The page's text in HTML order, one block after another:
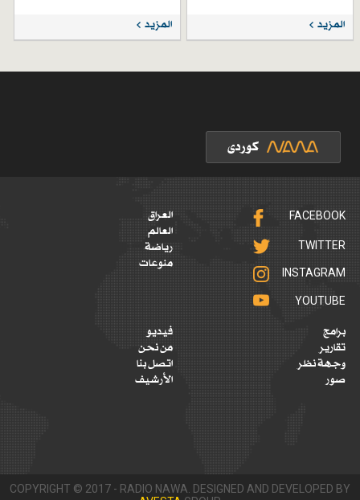
قبل 4 أيام
المزيد المزيد
FACEBOOK
TWITTER
INSTAGRAM
YOUTUBE
العراق
العالم
رياضة
منوعات
برامج
تقارير
وجهة نظر
صور
فيديو
من نحن
اتصل بنا
الأرشيف
COPYRIGHT © 2017 - RADIO NAWA. DESIGNED AND DEVELOPED BY